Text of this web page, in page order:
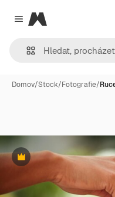
Close menu
Magnific
Domov/Stock/Fotografie/
Premium